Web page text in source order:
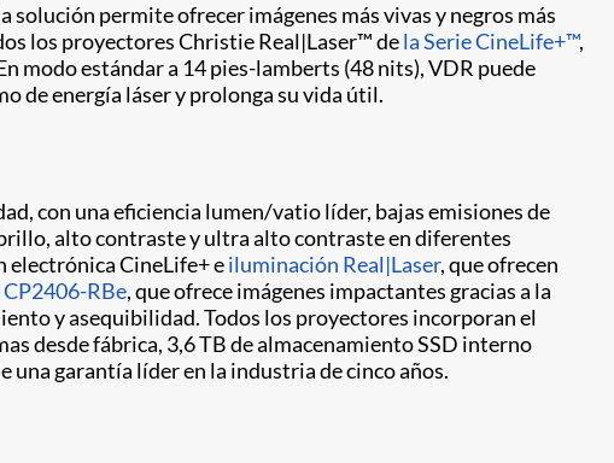
permite ofrecer imágenes más vivas y negros más
los proyectores Christie Real|Laser™ dela Serie CineLife+™,
modo estándar a 14 pies-lamberts (48 nits), VDR puede
de energía láser y prolonga su vida útil.
con una eficiencia lumen/vatio líder, bajas emisiones de
alto contraste y ultra alto contraste en diferentes
electrónica CineLife+ eiluminación Real|Laser, que ofrecen
CP2406-RBe, que ofrece imágenes impactantes gracias a la
y asequibilidad. Todos los proyectores incorporan el
desde fábrica, 3,6 TB de almacenamiento SSD interno
garantía líder en la industria de cinco años.